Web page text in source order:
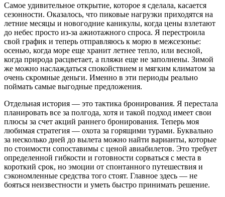
Самое удивительное открытие, которое я сделала, касается
сезонности. Оказалось, что пиковые нагрузки приходятся на
летние месяцы и новогодние каникулы, когда цены взлетают
до небес просто из-за ажиотажного спроса. Я перестроила
свой график и теперь отправляюсь к морю в межсезонье:
осенью, когда море еще хранит летнее тепло, или весной,
когда природа расцветает, а пляжи еще не заполнены. Зимой
же можно наслаждаться спокойствием и мягким климатом за
очень скромные деньги. Именно в эти периоды реально
поймать самые выгодные предложения.
Отдельная история — это тактика бронирования. Я перестала
планировать все за полгода, хотя и такой подход имеет свои
плюсы за счет акций раннего бронирования. Теперь моя
любимая стратегия — охота за горящими турами. Буквально
за несколько дней до вылета можно найти варианты, которые
по стоимости сопоставимы с ценой авиабилетов. Это требует
определенной гибкости и готовности сорваться с места в
короткий срок, но эмоции от спонтанного путешествия и
сэкономленные средства того стоят. Главное здесь — не
бояться неизвестности и уметь быстро принимать решение.